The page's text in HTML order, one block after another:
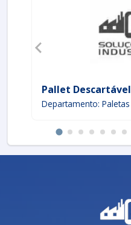
Pallet Descartável
Departamento: Paletas